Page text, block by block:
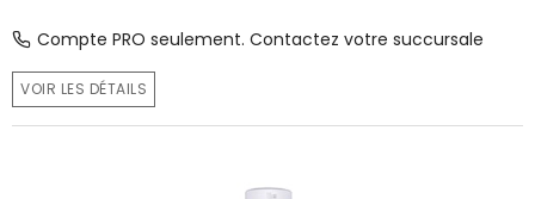
Compte PRO seulement. Contactez votre succursale
VOIR LES DÉTAILS